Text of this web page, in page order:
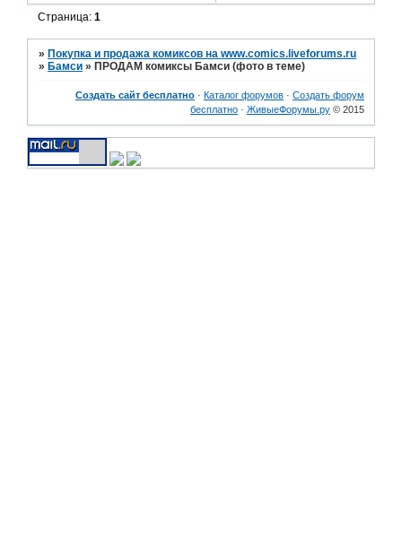
Страница:1
» Покупка и продажа комиксов на www.comics.liveforums.ru
» Бамси » ПРОДАМ комиксы Бамси (фото в теме)
Создать сайт бесплатно · Каталог форумов · Создать форум
бесплатно · ЖивыеФорумы.ру © 2015